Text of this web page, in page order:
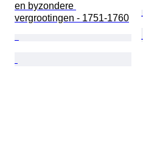
en byzondere
vergrootingen - 1751-1760